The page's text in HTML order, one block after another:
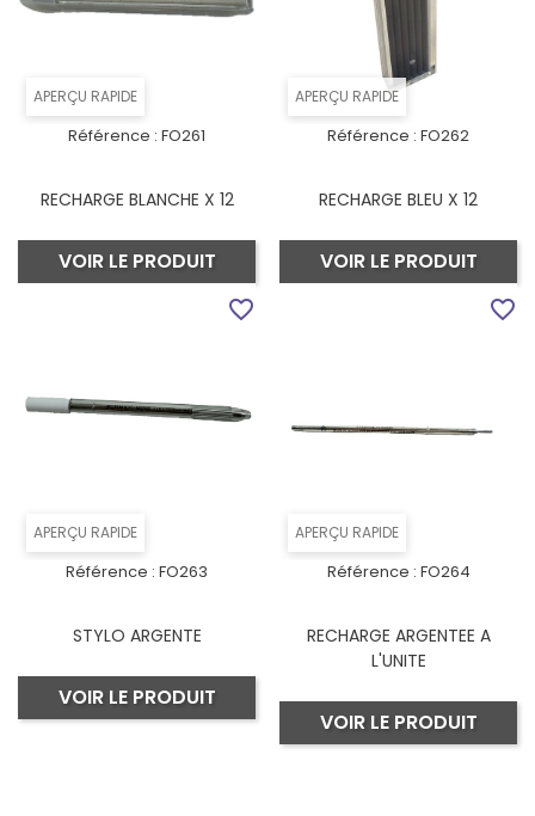
APERÇU RAPIDE
Référence : FO261
RECHARGE BLANCHE X 12
VOIR LE PRODUIT
APERÇU RAPIDE
Référence : FO262
RECHARGE BLEU X 12
VOIR LE PRODUIT
APERÇU RAPIDE
Référence : FO263
STYLO ARGENTE
VOIR LE PRODUIT
favorite_border
APERÇU RAPIDE
Référence : FO264
RECHARGE ARGENTEE A
L'UNITE
VOIR LE PRODUIT
favorite_border